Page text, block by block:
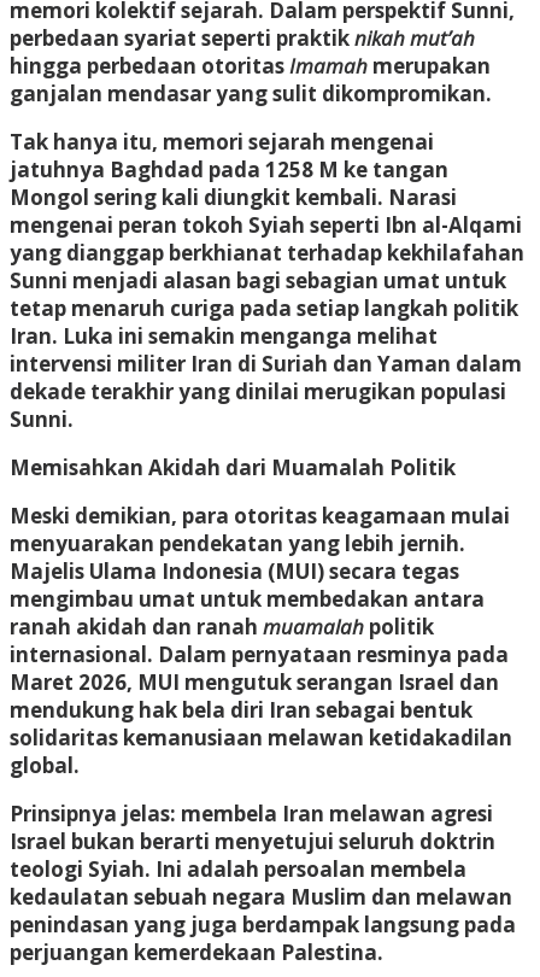
memori kolektif sejarah. Dalam perspektif Sunni,
perbedaan syariat seperti praktiknikah mut’ah
hingga perbedaan otoritasImamah merupakan
ganjalan mendasar yang sulit dikompromikan.
Tak hanya itu, memori sejarah mengenai
jatuhnya Baghdad pada 1258 M ke tangan
Mongol sering kali diungkit kembali. Narasi
mengenai peran tokoh Syiah seperti Ibn al-Alqami
yang dianggap berkhianat terhadap kekhilafahan
Sunni menjadi alasan bagi sebagian umat untuk
tetap menaruh curiga pada setiap langkah politik
Iran. Luka ini semakin menganga melihat
intervensi militer Iran di Suriah dan Yaman dalam
dekade terakhir yang dinilai merugikan populasi
Sunni.
Memisahkan Akidah dari Muamalah Politik
Meski demikian, para otoritas keagamaan mulai
menyuarakan pendekatan yang lebih jernih.
Majelis Ulama Indonesia (MUI) secara tegas
mengimbau umat untuk membedakan antara
ranah akidah dan ranah muamalah politik
internasional. Dalam pernyataan resminya pada
Maret 2026, MUI mengutuk serangan Israel dan
mendukung hak bela diri Iran sebagai bentuk
solidaritas kemanusiaan melawan ketidakadilan
global.
Prinsipnya jelas: membela Iran melawan agresi
Israel bukan berarti menyetujui seluruh doktrin
teologi Syiah. Ini adalah persoalan membela
kedaulatan sebuah negara Muslim dan melawan
penindasan yang juga berdampak langsung pada
perjuangan kemerdekaan Palestina.